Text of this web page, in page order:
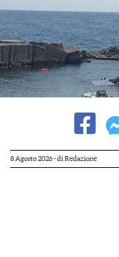
8 Agosto 2026- di Redazione